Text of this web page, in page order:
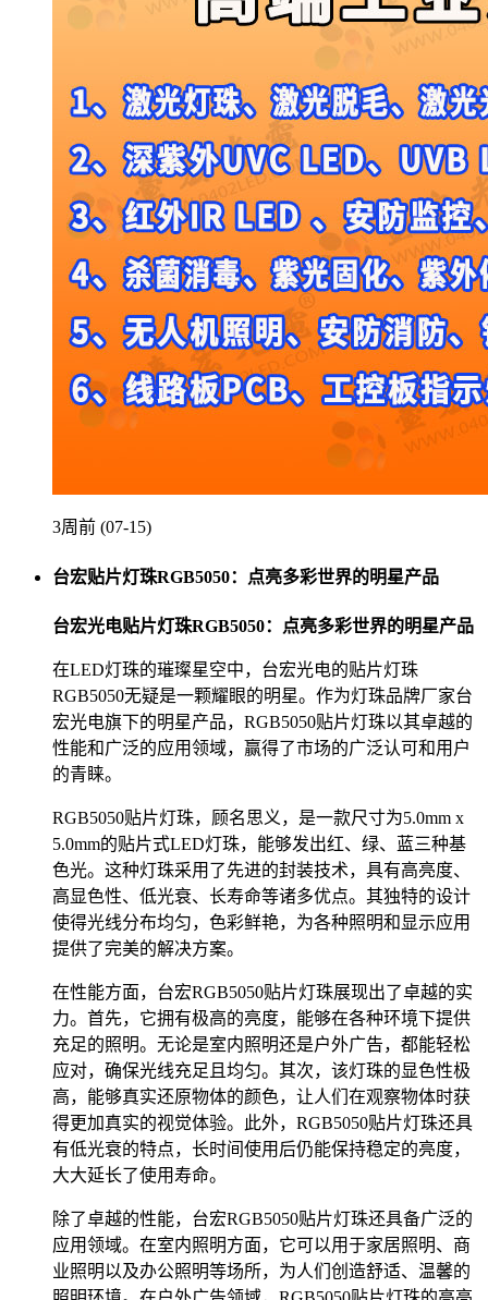
3周前 (07-15)
台宏贴片灯珠RGB5050：点亮多彩世界的明星产品
台宏光电贴片灯珠RGB5050：点亮多彩世界的明星产品
在LED灯珠的璀璨星空中，台宏光电的贴片灯珠
RGB5050无疑是一颗耀眼的明星。作为灯珠品牌厂家台
宏光电旗下的明星产品，RGB5050贴片灯珠以其卓越的
性能和广泛的应用领域，赢得了市场的广泛认可和用户
的青睐。
RGB5050贴片灯珠，顾名思义，是一款尺寸为5.0mm x
5.0mm的贴片式LED灯珠，能够发出红、绿、蓝三种基
色光。这种灯珠采用了先进的封装技术，具有高亮度、
高显色性、低光衰、长寿命等诸多优点。其独特的设计
使得光线分布均匀，色彩鲜艳，为各种照明和显示应用
提供了完美的解决方案。
在性能方面，台宏RGB5050贴片灯珠展现出了卓越的实
力。首先，它拥有极高的亮度，能够在各种环境下提供
充足的照明。无论是室内照明还是户外广告，都能轻松
应对，确保光线充足且均匀。其次，该灯珠的显色性极
高，能够真实还原物体的颜色，让人们在观察物体时获
得更加真实的视觉体验。此外，RGB5050贴片灯珠还具
有低光衰的特点，长时间使用后仍能保持稳定的亮度，
大大延长了使用寿命。
除了卓越的性能，台宏RGB5050贴片灯珠还具备广泛的
应用领域。在室内照明方面，它可以用于家居照明、商
业照明以及办公照明等场所，为人们创造舒适、温馨的